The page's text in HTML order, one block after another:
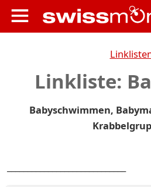
Linkliste:
Babyschwimmen,